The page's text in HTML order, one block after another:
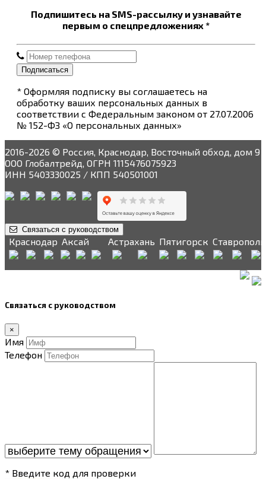
Подпишитесь на SMS-рассылку и узнавайте
первым о спецпредложениях *
Подписаться
* Оформляя подписку вы соглашаетесь на
обработку ваших персональных данных в
соответствии с Федеральным законом от 27.07.2006
№ 152-ФЗ «О персональных данных»
2016-2026 © Россия, Краснодар, Восточный обход, дом 9
ООО Глобалтрейд, ОГРН 1115476075923
ИНН 5403330025 / КПП 540501001
Связаться с руководством
Краснодар Аксай Астрахань Пятигорск Ставрополь
Связаться с руководством
×
Имя
Телефон
* Введите код для проверки